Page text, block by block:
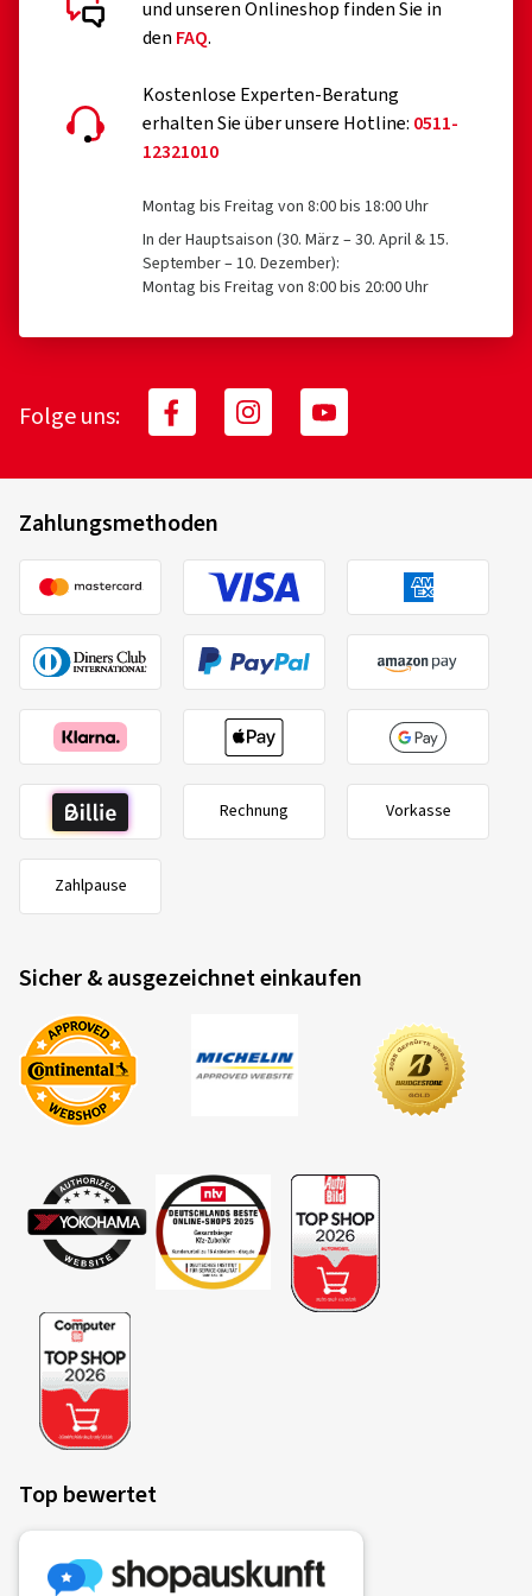
P301+P312 BEI VERSCHLUCKEN: Bei Unwohlsein
GIFTINFORMATIONSZENTRUM/Arzt anrufen.
P330 Mund ausspülen.
P305+P351+P338 BEI KONTAKT MIT DEN AUGEN: Einige
Minuten lang behutsam mit Wasser spülen. Eventuell
Weiter spülen.
P314 Bei Unwohlsein ärztlichen Rat einholen/ärztliche
Hilfe hinzuziehen.
P337+P313 Bei anhaltender Augenreizung: Ärztlichen
P501 Entsorgung des Inhalts / des Behälters gemäß den
Vorschriften.
und unseren Onlineshop finden Sie in
den FAQ.
Kostenlose Experten-Beratung
erhalten Sie über unsere Hotline: 0511-
12321010
Montag bis Freitag von 8:00 bis 18:00 Uhr
In der Hauptsaison (30. März – 30. April & 15.
September – 10. Dezember):
Montag bis Freitag von 8:00 bis 20:00 Uhr
Folge uns:
Zahlungsmethoden
Rechnung Vorkasse
Zahlpause
Sicher & ausgezeichnet einkaufen
Top bewertet